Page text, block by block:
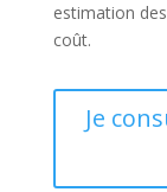
estimation
coût.
Je